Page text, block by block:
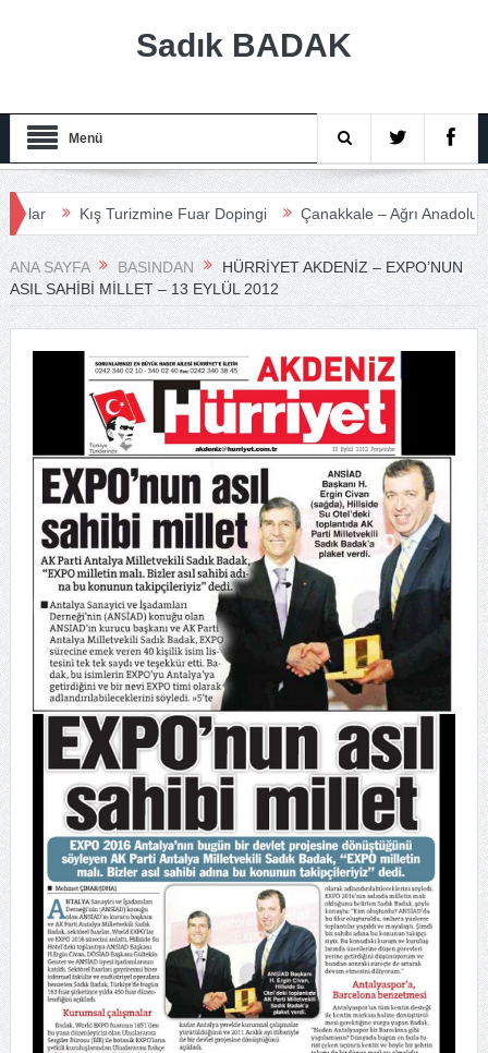
Sadık BADAK
Menü
Kış Turizmine Fuar Dopingi Çanakkale – Ağrı Anadolu Turizm
ANA SAYFA BASINDAN
HÜRRIYET AKDENIZ – EXPO’NUN
ASIL SAHIBI MILLET – 13 EYLÜL 2012